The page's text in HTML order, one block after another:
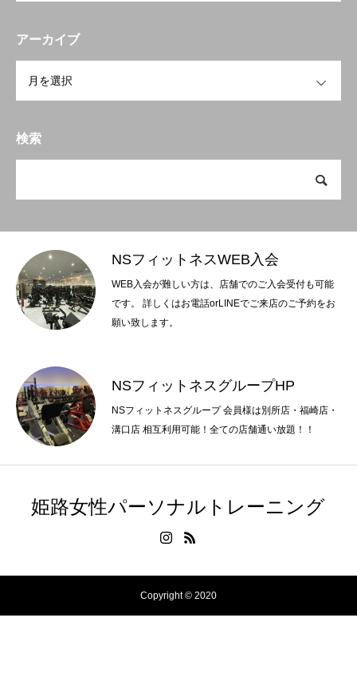
アーカイブ
検索
NSフィットネスWEB入会
WEB入会が難しい方は、店舗でのご入会受付も可能
です。 詳しくはお電話orLINEでご来店のご予約をお
願い致します。
NSフィットネスグループHP
NSフィットネスグループ 会員様は別所店・福崎店・
溝口店 相互利用可能！全ての店舗通い放題！！
姫路女性パーソナルトレーニング
Copyright © 2020